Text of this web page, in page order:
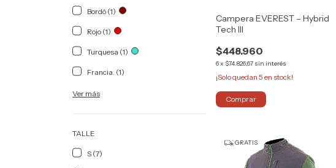
Bordó (1)
Rojo (1)
Turquesa (1)
Francia. (1)
Ver más
TALLE
S (7)
Campera EVEREST – Hybrid
Tech III
$448.960
6x $74.826,67 sin interés
¡Solo quedan5 en stock!
Comprar
GRATIS